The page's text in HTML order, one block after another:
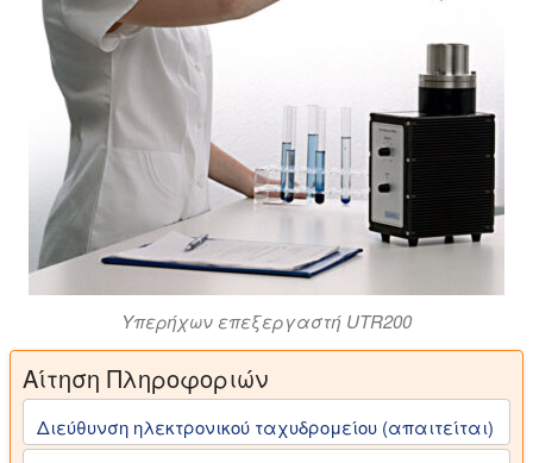
Υπερήχων επεξεργαστή UTR200
Αίτηση Πληροφοριών
Διεύθυνση ηλεκτρονικού ταχυδρομείου (απαιτείται)